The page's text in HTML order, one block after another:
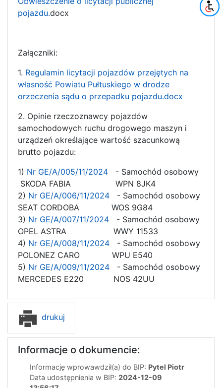
pojazdu.docx
Załączniki:
1. Regulamin licytacji pojazdów przejętych na
własność Powiatu Pułtuskiego w drodze
orzeczenia sądu o przepadku pojazdu.docx
2. Opinie rzeczoznawcy pojazdów
samochodowych ruchu drogowego maszyn i
urządzeń określające wartość szacunkową
brutto pojazdu:
1) Nr GE/A/005/11/2024 - Samochód osobowy
SKODA FABIA WPN 8JK4
2) Nr GE/A/006/11/2024 - Samochód osobowy
SEAT CORDOBA WOS 9G84
3) Nr GE/A/007/11/2024 - Samochód osobowy
OPEL ASTRA WWY 11533
4) Nr GE/A/008/11/2024 - Samochód osobowy
POLONEZ CARO WPU E540
5) Nr GE/A/009/11/2024 - Samochód osobowy
MERCEDES E220 NOS 42UU
drukuj
Informacje o dokumencie:
Informację wprowawdził(a) do BIP: Pytel Piotr
Data udostępnienia w BIP: 2024-12-09